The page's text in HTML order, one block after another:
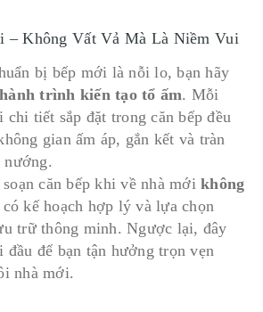
– Không Vất Vả Mà Là Niềm Vui
bị bếp mới là nỗi lo, bạn hãy
hành trình kiến tạo tổ ấm. Mỗi
tiết sắp đặt trong căn bếp đều
gian ấm áp, gắn kết và tràn
nướng.
soạn căn bếp khi về nhà mới không
có kế hoạch hợp lý và lựa chọn
trữ thông minh. Ngược lại, đây
để bạn tận hưởng trọn vẹn
nhà mới.